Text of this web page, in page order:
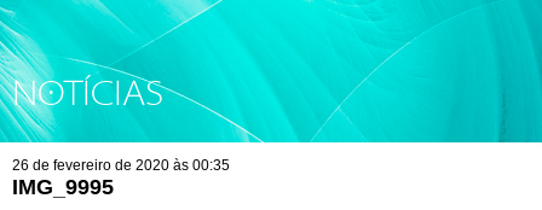
NOTÍCIAS
26 de fevereiro de 2020 às 00:35
IMG_9995